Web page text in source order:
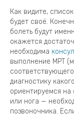
Как видите,
будет своё.
болеть будут
окажется
необходима
выполнение МРТ
диагностику
ориентируемся на
или нога —
позвоночника.